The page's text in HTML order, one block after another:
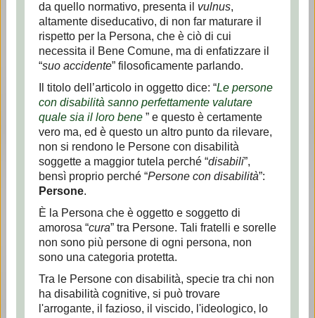
da quello normativo, presenta il vulnus,
altamente diseducativo, di non far maturare il
rispetto per la Persona, che è ciò di cui
necessita il Bene Comune, ma di enfatizzare il
“suo accidente” filosoficamente parlando.
Il titolo dell’articolo in oggetto dice: “Le persone
con disabilità sanno perfettamente valutare
quale sia il loro bene ” e questo è certamente
vero ma, ed è questo un altro punto da rilevare,
non si rendono le Persone con disabilità
soggette a maggior tutela perché “disabili”,
bensì proprio perché “Persone con disabilità”:
Persone.
È la Persona che è oggetto e soggetto di
amorosa “cura” tra Persone. Tali fratelli e sorelle
non sono più persone di ogni persona, non
sono una categoria protetta.
Tra le Persone con disabilità, specie tra chi non
ha disabilità cognitive, si può trovare
l'arrogante, il fazioso, il viscido, l'ideologico, lo